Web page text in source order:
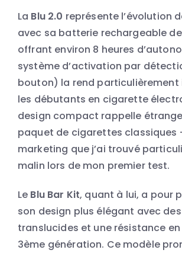
La Blu 2.0 représente l’évolution
avec sa batterie rechargeable
offrant environ 8 heures
système d’activation par
bouton) la rend
les débutants en cigarette
design compact rappelle
paquet de cigarettes classiques
marketing que j’ai trouvé
malin lors de mon premier test.
Le Blu Bar Kit, quant à lui, a pour
son design plus élégant avec
translucides et une résistance
3ème génération. Ce modèle